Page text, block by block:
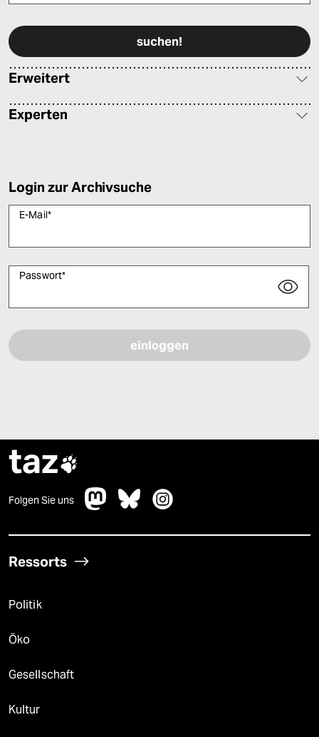
epaper login
Erweitert
Experten
Login zur Archivsuche
E-Mail*
Passwort*
taz
Folgen Sie uns
Ressorts
Politik
Öko
Gesellschaft
Kultur